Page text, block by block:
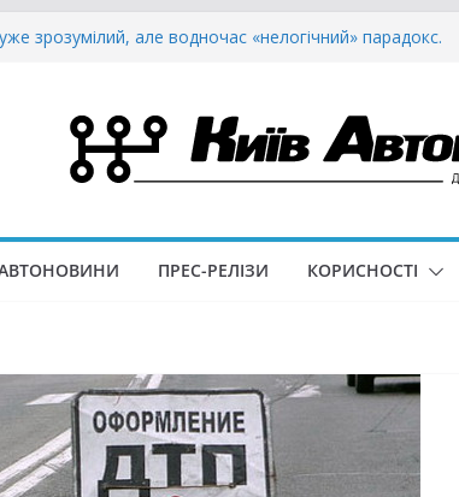
зрозумілий, але водночас «нелогічний» парадокс.
простіше планувати поїздки
в Україні — нові дипломатичні номерні знаки
таке культура shared rides і як вона розвивається в
ПРЕС-РЕЛІЗИ КОРИСНОСТІ